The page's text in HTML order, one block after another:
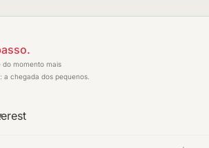
do momento mais
a chegada dos pequenos.